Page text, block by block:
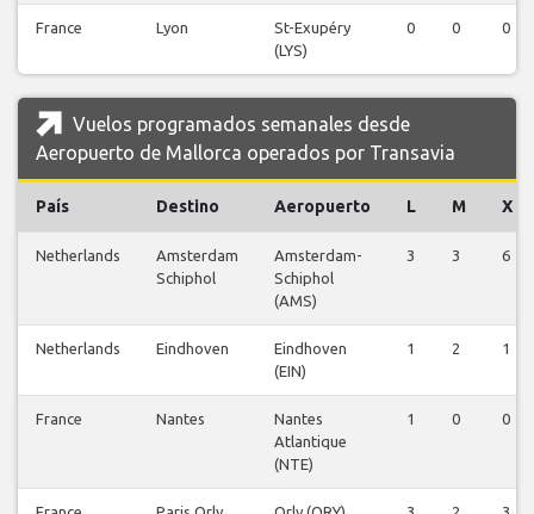
France Lyon
St-Exupéry
(LYS)
0 0 0
Vuelos programados semanales desde
Aeropuerto de Mallorca operados por Transavia
País Destino Aeropuerto L M X
Netherlands
Amsterdam
Schiphol
Amsterdam-
Schiphol
(AMS)
3 3 6
Netherlands Eindhoven
Eindhoven
(EIN)
1 2 1
France Nantes
Nantes
Atlantique
(NTE)
1 0 0